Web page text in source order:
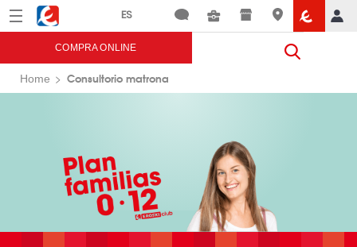
Menú Eroski
COMPRA ONLINE
Home Consultorio matrona